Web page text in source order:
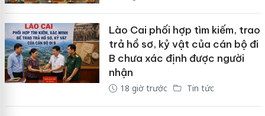
Lào Cai phối hợp tìm kiếm, trao
trả hồ sơ, kỷ vật của cán bộ đi
B chưa xác định được người
nhận
18 giờ trước Tin tức